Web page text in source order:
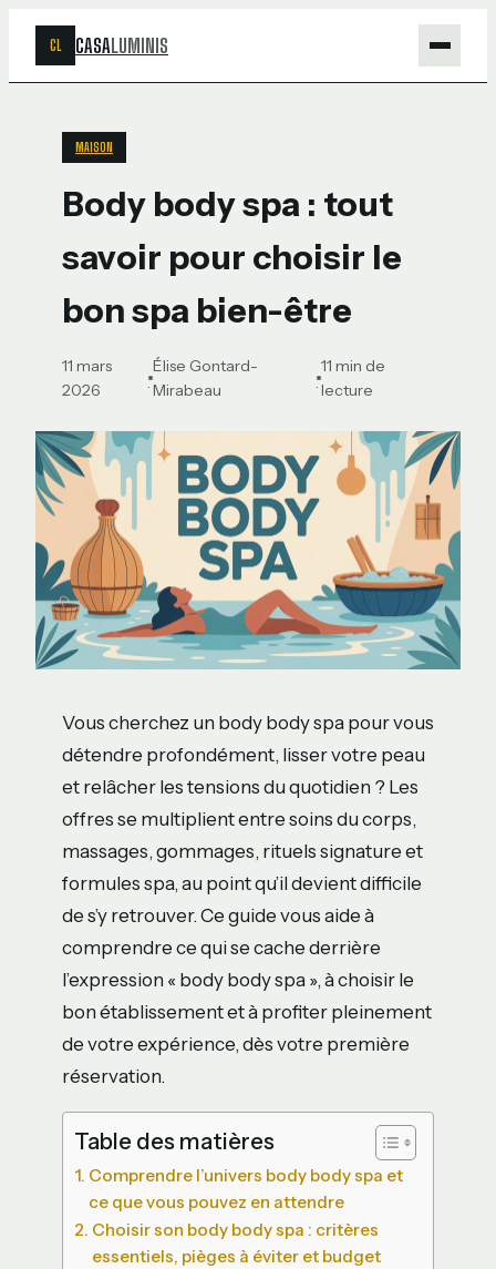
CL CASALUMINIS
MAISON
Body body spa : tout
savoir pour choisir le
bon spa bien-être
11 mars
2026
·
Élise Gontard-
Mirabeau
·
11 min de
lecture
Vous cherchez un body body spa pour vous
détendre profondément, lisser votre peau
et relâcher les tensions du quotidien ? Les
offres se multiplient entre soins du corps,
massages, gommages, rituels signature et
formules spa, au point qu’il devient difficile
de s’y retrouver. Ce guide vous aide à
comprendre ce qui se cache derrière
l’expression « body body spa », à choisir le
bon établissement et à profiter pleinement
de votre expérience, dès votre première
réservation.
Table des matières
Comprendre l’univers body body spa et
ce que vous pouvez en attendre
Choisir son body body spa : critères
essentiels, pièges à éviter et budget